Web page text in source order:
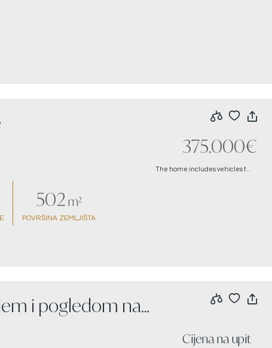
375.000€
The home includes vehicles for sale as well which can be negotiated with the sale
502 m²
POVRŠINA ZEMLJIŠTA
i pogledom na
Cijena na upit